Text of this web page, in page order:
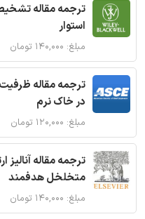
ترجمه مقاله
استوار
مبلغ: ۱۴۰,۰۰۰ تومان
ترجمه مقاله
در خاک نرم
مبلغ: ۱۲۰,۰۰۰ تومان
ترجمه مقاله
متخلخل هدفمند
مبلغ: ۱۴۰,۰۰۰ تومان